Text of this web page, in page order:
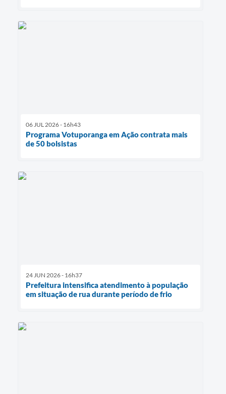
06 JUL 2026 - 16h43
Programa Votuporanga em Ação contrata mais
de 50 bolsistas
24 JUN 2026 - 16h37
Prefeitura intensifica atendimento à população
em situação de rua durante período de frio